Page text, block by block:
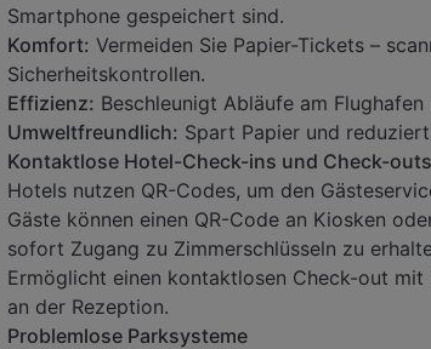
Smartphone gespeichert sind.
Komfort: Vermeiden Sie Papier-Tickets –
Sicherheitskontrollen.
Effizienz: Beschleunigt Abläufe am
Umweltfreundlich: Spart Papier und
Kontaktlose Hotel-Check-ins und Check-outs
Hotels nutzen QR-Codes, um den
Gäste können einen QR-Code an Kiosken
sofort Zugang zu Zimmerschlüsseln zu
Ermöglicht einen kontaktlosen Check-out
an der Rezeption.
Problemlose Parksysteme